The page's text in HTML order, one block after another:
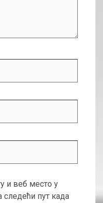
и веб место у
пут када